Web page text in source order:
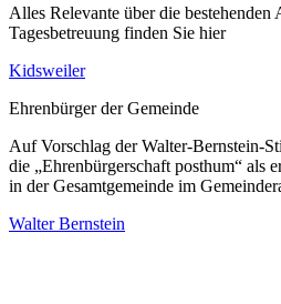
Alles Relevante über die
Tagesbetreuung finden Sie hier
Kidsweiler
Ehrenbürger der Gemeinde
Auf Vorschlag der Walter-Bernstein-
die „Ehrenbürgerschaft posthum“ als
in der Gesamtgemeinde im
Walter Bernstein